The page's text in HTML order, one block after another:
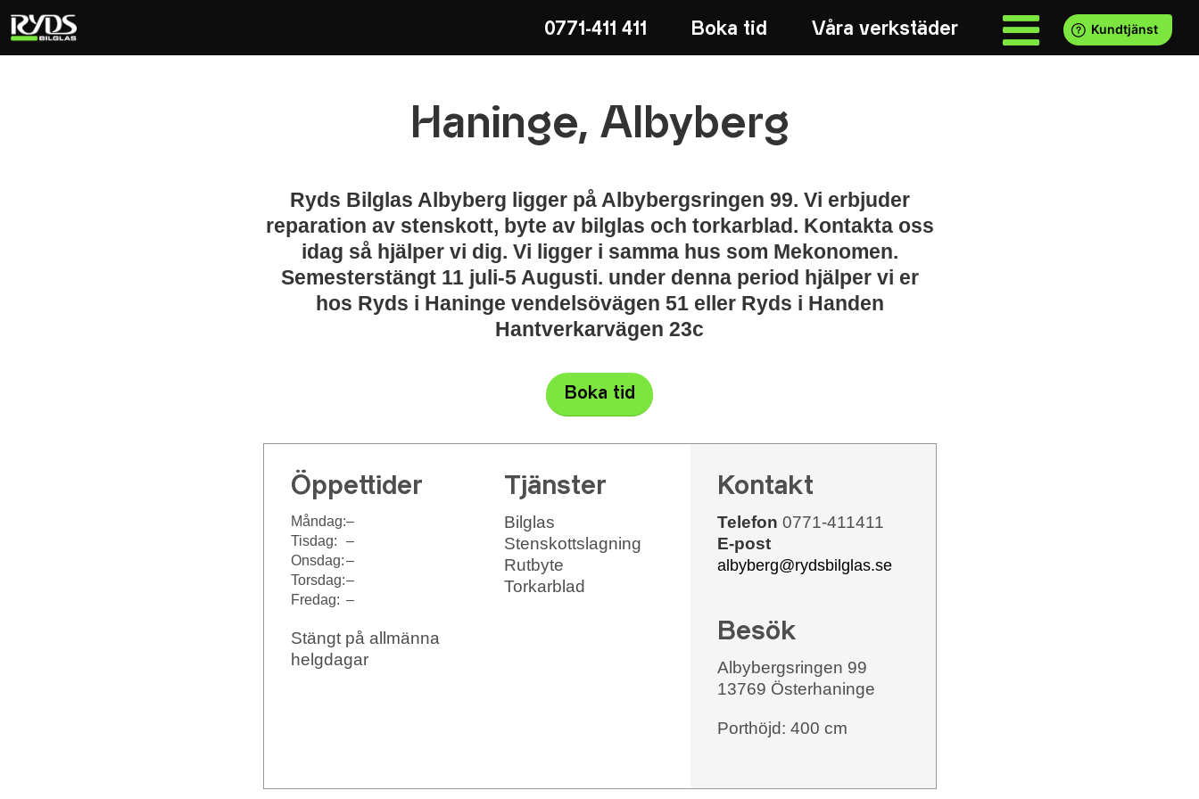
0771-411 411 Boka tid Våra verkstäder
Haninge, Albyberg
Ryds Bilglas Albyberg ligger på Albybergsringen 99. Vi erbjuder
reparation av stenskott, byte av bilglas och torkarblad. Kontakta oss
idag så hjälper vi dig. Vi ligger i samma hus som Mekonomen.
Semesterstängt 11 juli-5 Augusti. under denna period hjälper vi er
hos Ryds i Haninge vendelsövägen 51 eller Ryds i Handen
Hantverkarvägen 23c
Boka tid
Öppettider
Måndag:–
Tisdag:
–
Onsdag:–
Torsdag:–
Fredag: –
Stängt på allmänna
helgdagar
Tjänster
Bilglas
Stenskottslagning
Rutbyte
Torkarblad
Kontakt
Telefon 0771-411411
E-post
albyberg@rydsbilglas.se
Besök
Albybergsringen 99
13769 Österhaninge
Porthöjd: 400 cm